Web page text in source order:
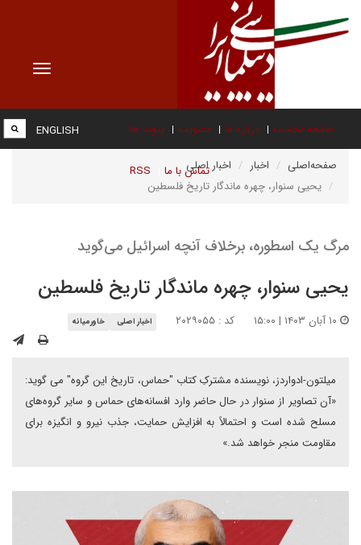
Toggle
صفحه نخست درباره ما عضویت پیوند ها
تماس با ما RSS
ENGLISH
صفحه‌اصلی اخبار
اخبار اصلی
یحیی سنوار، چهره ماندگار تاریخ فلسطین
مرگ یک اسطوره، برخلاف آنچه اسرائیل می‌گوید
یحیی سنوار، چهره ماندگار تاریخ فلسطین
کد : ۲۰۲۹۰۵۵ اخبار اصلی خاورمیانه
میلتون-ادواردز، نویسنده مشترکِ کتاب "حماس، تاریخ این گروه" می گوید:
«آن تصاویر از سنوار در حال حاضر وارد افسانه‌های حماس و سایر گروه‌های
مسلح شده است و احتمالاً به افزایش حمایت، جذب نیرو و انگیزه برای
مقاومت منجر خواهد شد.»